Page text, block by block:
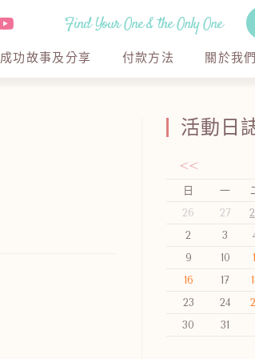
Find Your One & the Only One
成功故事及分享 付款方法 關於我們
活動日
<<
日 一
26
27
2
3
9
10
16
17
23
24
30
31